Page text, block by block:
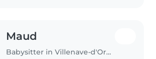
Maud
Babysitter in Villenave-d'Ornon